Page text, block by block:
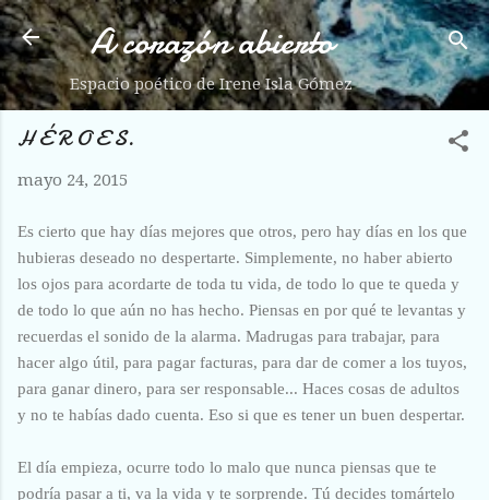
Ir al contenido principal
A corazón abierto
Espacio poético de Irene Isla Gómez
H É R O E S.
mayo 24, 2015
Es cierto que hay días mejores que otros, pero hay días en los que
hubieras deseado no despertarte. Simplemente, no haber abierto
los ojos para acordarte de toda tu vida, de todo lo que te queda y
de todo lo que aún no has hecho. Piensas en por qué te levantas y
recuerdas el sonido de la alarma. Madrugas para trabajar, para
hacer algo útil, para pagar facturas, para dar de comer a los tuyos,
para ganar dinero, para ser responsable... Haces cosas de adultos
y no te habías dado cuenta. Eso si que es tener un buen despertar.
El día empieza, ocurre todo lo malo que nunca piensas que te
podría pasar a ti, va la vida y te sorprende. Tú decides tomártelo